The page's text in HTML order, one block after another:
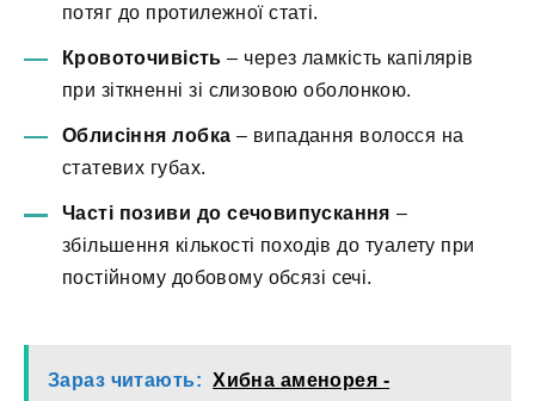
потяг до протилежної статі.
Кровоточивість – через ламкість капілярів
при зіткненні зі слизовою оболонкою.
Облисіння лобка – випадання волосся на
статевих губах.
Часті позиви до сечовипускання –
збільшення кількості походів до туалету при
постійному добовому обсязі сечі.
Зараз читають: Хибна аменорея -